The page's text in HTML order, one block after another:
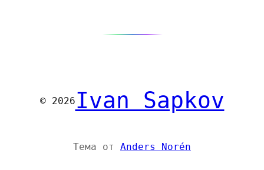
© 2026 Ivan Sapkov
Тема от Anders Norén